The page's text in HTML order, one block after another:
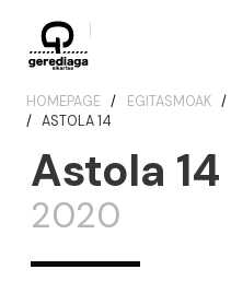
HOMEPAGE EGITASMOAK
ASTOLA 14
Astola 14
2020